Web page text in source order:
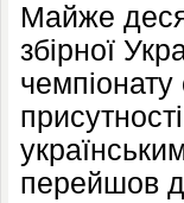
Майже
збірної
перейшов